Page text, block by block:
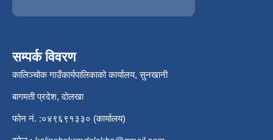
सम्पर्क विवरण
कालिञ्चोक गाउँकार्यपालिकाको कार्यालय, सुनखानी
बागमती प्रदेश, दोलखा
फोन नं. :०४९६९१३३० (कार्यालय)